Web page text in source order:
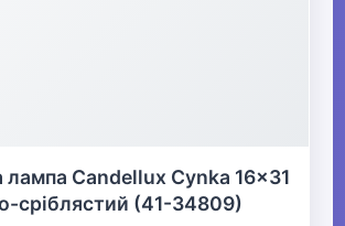
лампа Candellux Cynka 16x31
сріблястий (41-34809)